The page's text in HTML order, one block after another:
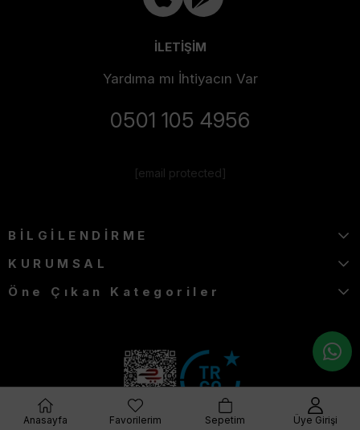
İLETİŞİM
Yardıma mı İhtiyacın Var
0501 105 4956
[email protected]
BİLGİLENDİRME
KURUMSAL
Öne Çıkan Kategoriler
Anasayfa Favorilerim Sepetim Üye Girişi